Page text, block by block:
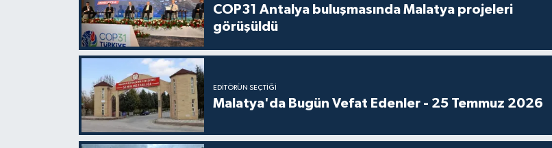
COP31 Antalya buluşmasında Malatya projeleri
görüşüldü
EDITÖRÜN SEÇTIĞI
Malatya'da Bugün Vefat Edenler - 25 Temmuz 2026